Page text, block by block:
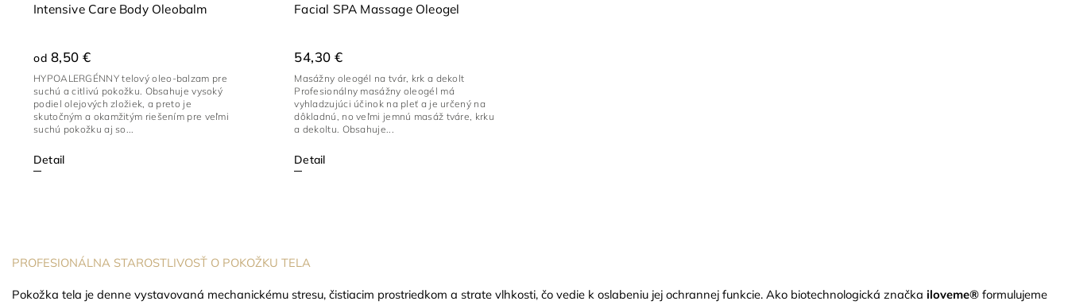
Intensive Care Body Oleobalm
od 8,50 €
Detail
HYPOALERGÉNNY telový oleo-balzam pre
suchú a citlivú pokožku. Obsahuje vysoký
podiel olejových zložiek, a preto je
skutočným a okamžitým riešením pre veľmi
suchú pokožku aj so...
Facial SPA Massage Oleogel
54,30 €
Detail
Masážny oleogél na tvár, krk a dekolt
Profesionálny masážny oleogél má
vyhladzujúci účinok na pleť a je určený na
dôkladnú, no veľmi jemnú masáž tváre, krku
a dekoltu. Obsahuje...
PROFESIONÁLNA STAROSTLIVOSŤ O POKOŽKU TELA
Pokožka tela je denne vystavovaná mechanickému stresu, čistiacim prostriedkom a strate vlhkosti, čo vedie k oslabeniu jej ochrannej funkcie. Ako biotechnologická značka iloveme® formulujeme